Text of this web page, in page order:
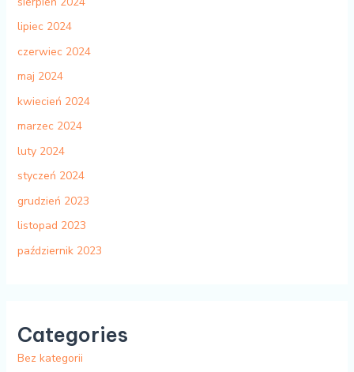
lipiec 2024
czerwiec 2024
maj 2024
kwiecień 2024
marzec 2024
luty 2024
styczeń 2024
grudzień 2023
listopad 2023
październik 2023
Categories
Bez kategorii